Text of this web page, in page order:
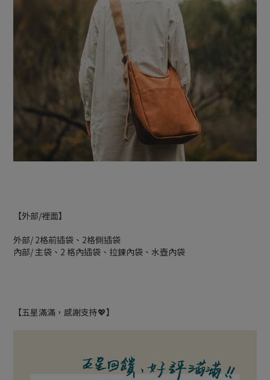
【外部/裡面】
外部/ 2格前插袋、2格側插袋
內部/ 主袋、2 格內插袋、拉鍊內袋、水壺內袋
【五星滿滿，感謝支持💖】